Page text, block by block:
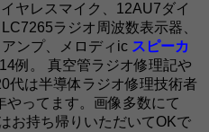
ヤレスマイク、12AU7ダイ
ラジオ周波数表示器、
ンプ、メロディic スピーカ
例。 真空管ラジオ修理記や
代は半導体ラジオ修理技術者
やってます。画像多数にて
お持ち帰りいただいてOKで